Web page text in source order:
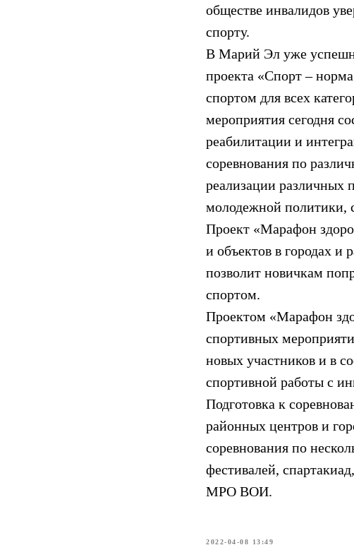
обществе инвалидов
спорту.
В Марий Эл уже
проекта «Спорт –
спортом для всех
мероприятия сегодня
реабилитации и
соревнования по
реализации различных
молодежной политики,
Проект «Марафон
и объектов в городах
позволит новичкам
спортом.
Проектом «Марафон
спортивных
новых участников и в
спортивной работы с
Подготовка к
районных центров и
соревнования по
фестивалей,
МРО ВОИ.
2022-04-08 13:49